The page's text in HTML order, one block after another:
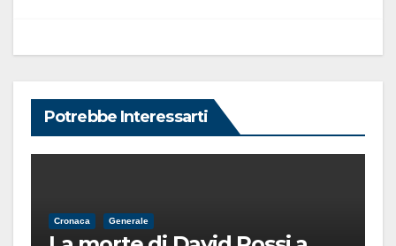
Potrebbe Interessarti
Cronaca Generale